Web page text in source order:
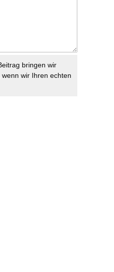
bringen wir
wir Ihren echten